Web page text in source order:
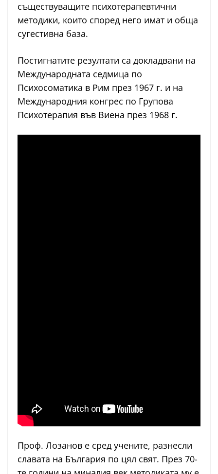
съществуващите психотерапевтични
методики, които според него имат и обща
сугестивна база.
Постигнатите резултати са докладвани на
Международната седмица по
Психосоматика в Рим през 1967 г. и на
Международния конгрес по Групова
Психотерапия във Виена през 1968 г.
Проф. Лозанов е сред учените, разнесли
славата на България по цял свят. През 70-